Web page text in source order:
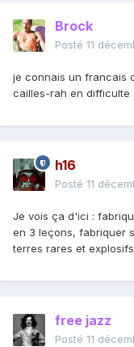
Brock
Posté 11
je connais un francais
cailles-rah en difficulte
h16
Posté 11
Je vois ça d'ici :
en 3 leçons, fabriquer
terres rares et
free jazz
Posté 11